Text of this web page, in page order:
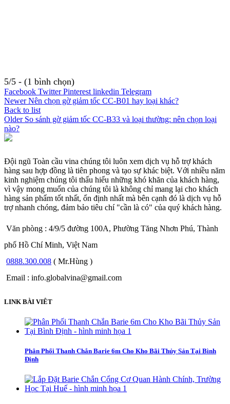
5/5 - (1 bình chọn)
Facebook Twitter Pinterest linkedin Telegram
Newer Nên chọn gờ giảm tốc CC-B01 hay loại khác?
Back to list
Older So sánh gờ giảm tốc CC-B33 và loại thường: nên chọn loại
nào?
Đội ngũ Toàn cầu vina chúng tôi luôn xem dịch vụ hỗ trợ khách
hàng sau hợp đồng là tiên phong và tạo sự khác biệt. Với nhiều năm
kinh nghiệm chúng tôi thấu hiểu những khó khăn của khách hàng,
vì vậy mong muốn của chúng tôi là không chỉ mang lại cho khách
hàng sản phẩm tốt nhất, ổn định nhất mà bên cạnh đó là dịch vụ hỗ
trợ nhanh chóng, đảm bảo tiêu chí "cần là có" của quý khách hàng.
Văn phòng : 4/9/5 đường 100A, Phường Tăng Nhơn Phú, Thành
phố Hồ Chí Minh, Việt Nam
0888.300.008 ( Mr.Hùng )
Email : info.globalvina@gmail.com
LINK BÀI VIÊT
Phân Phối Thanh Chắn Barie 6m Cho Kho Bãi Thủy Sản Tại Bình
Định